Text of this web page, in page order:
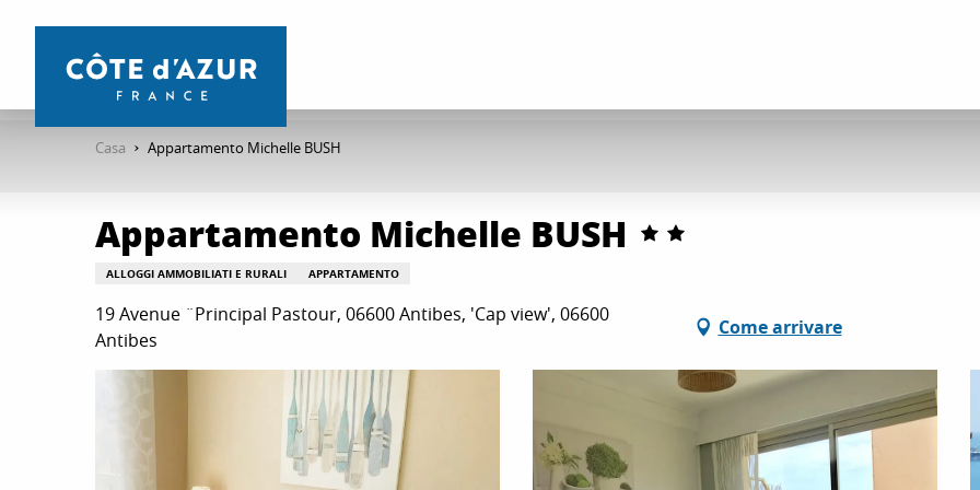
contenu
Casa Appartamento Michelle BUSH
Appartamento Michelle BUSH
ALLOGGI AMMOBILIATI E RURALI APPARTAMENTO
19 Avenue ¨Principal Pastour, 06600 Antibes, 'Cap view', 06600
Antibes
Come arrivare